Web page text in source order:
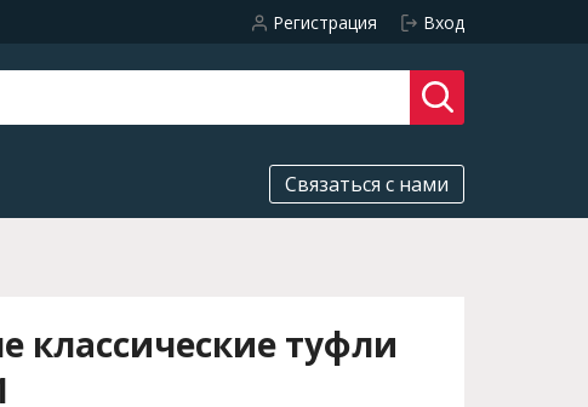
Регистрация Вход
Связаться с нами
классические туфли